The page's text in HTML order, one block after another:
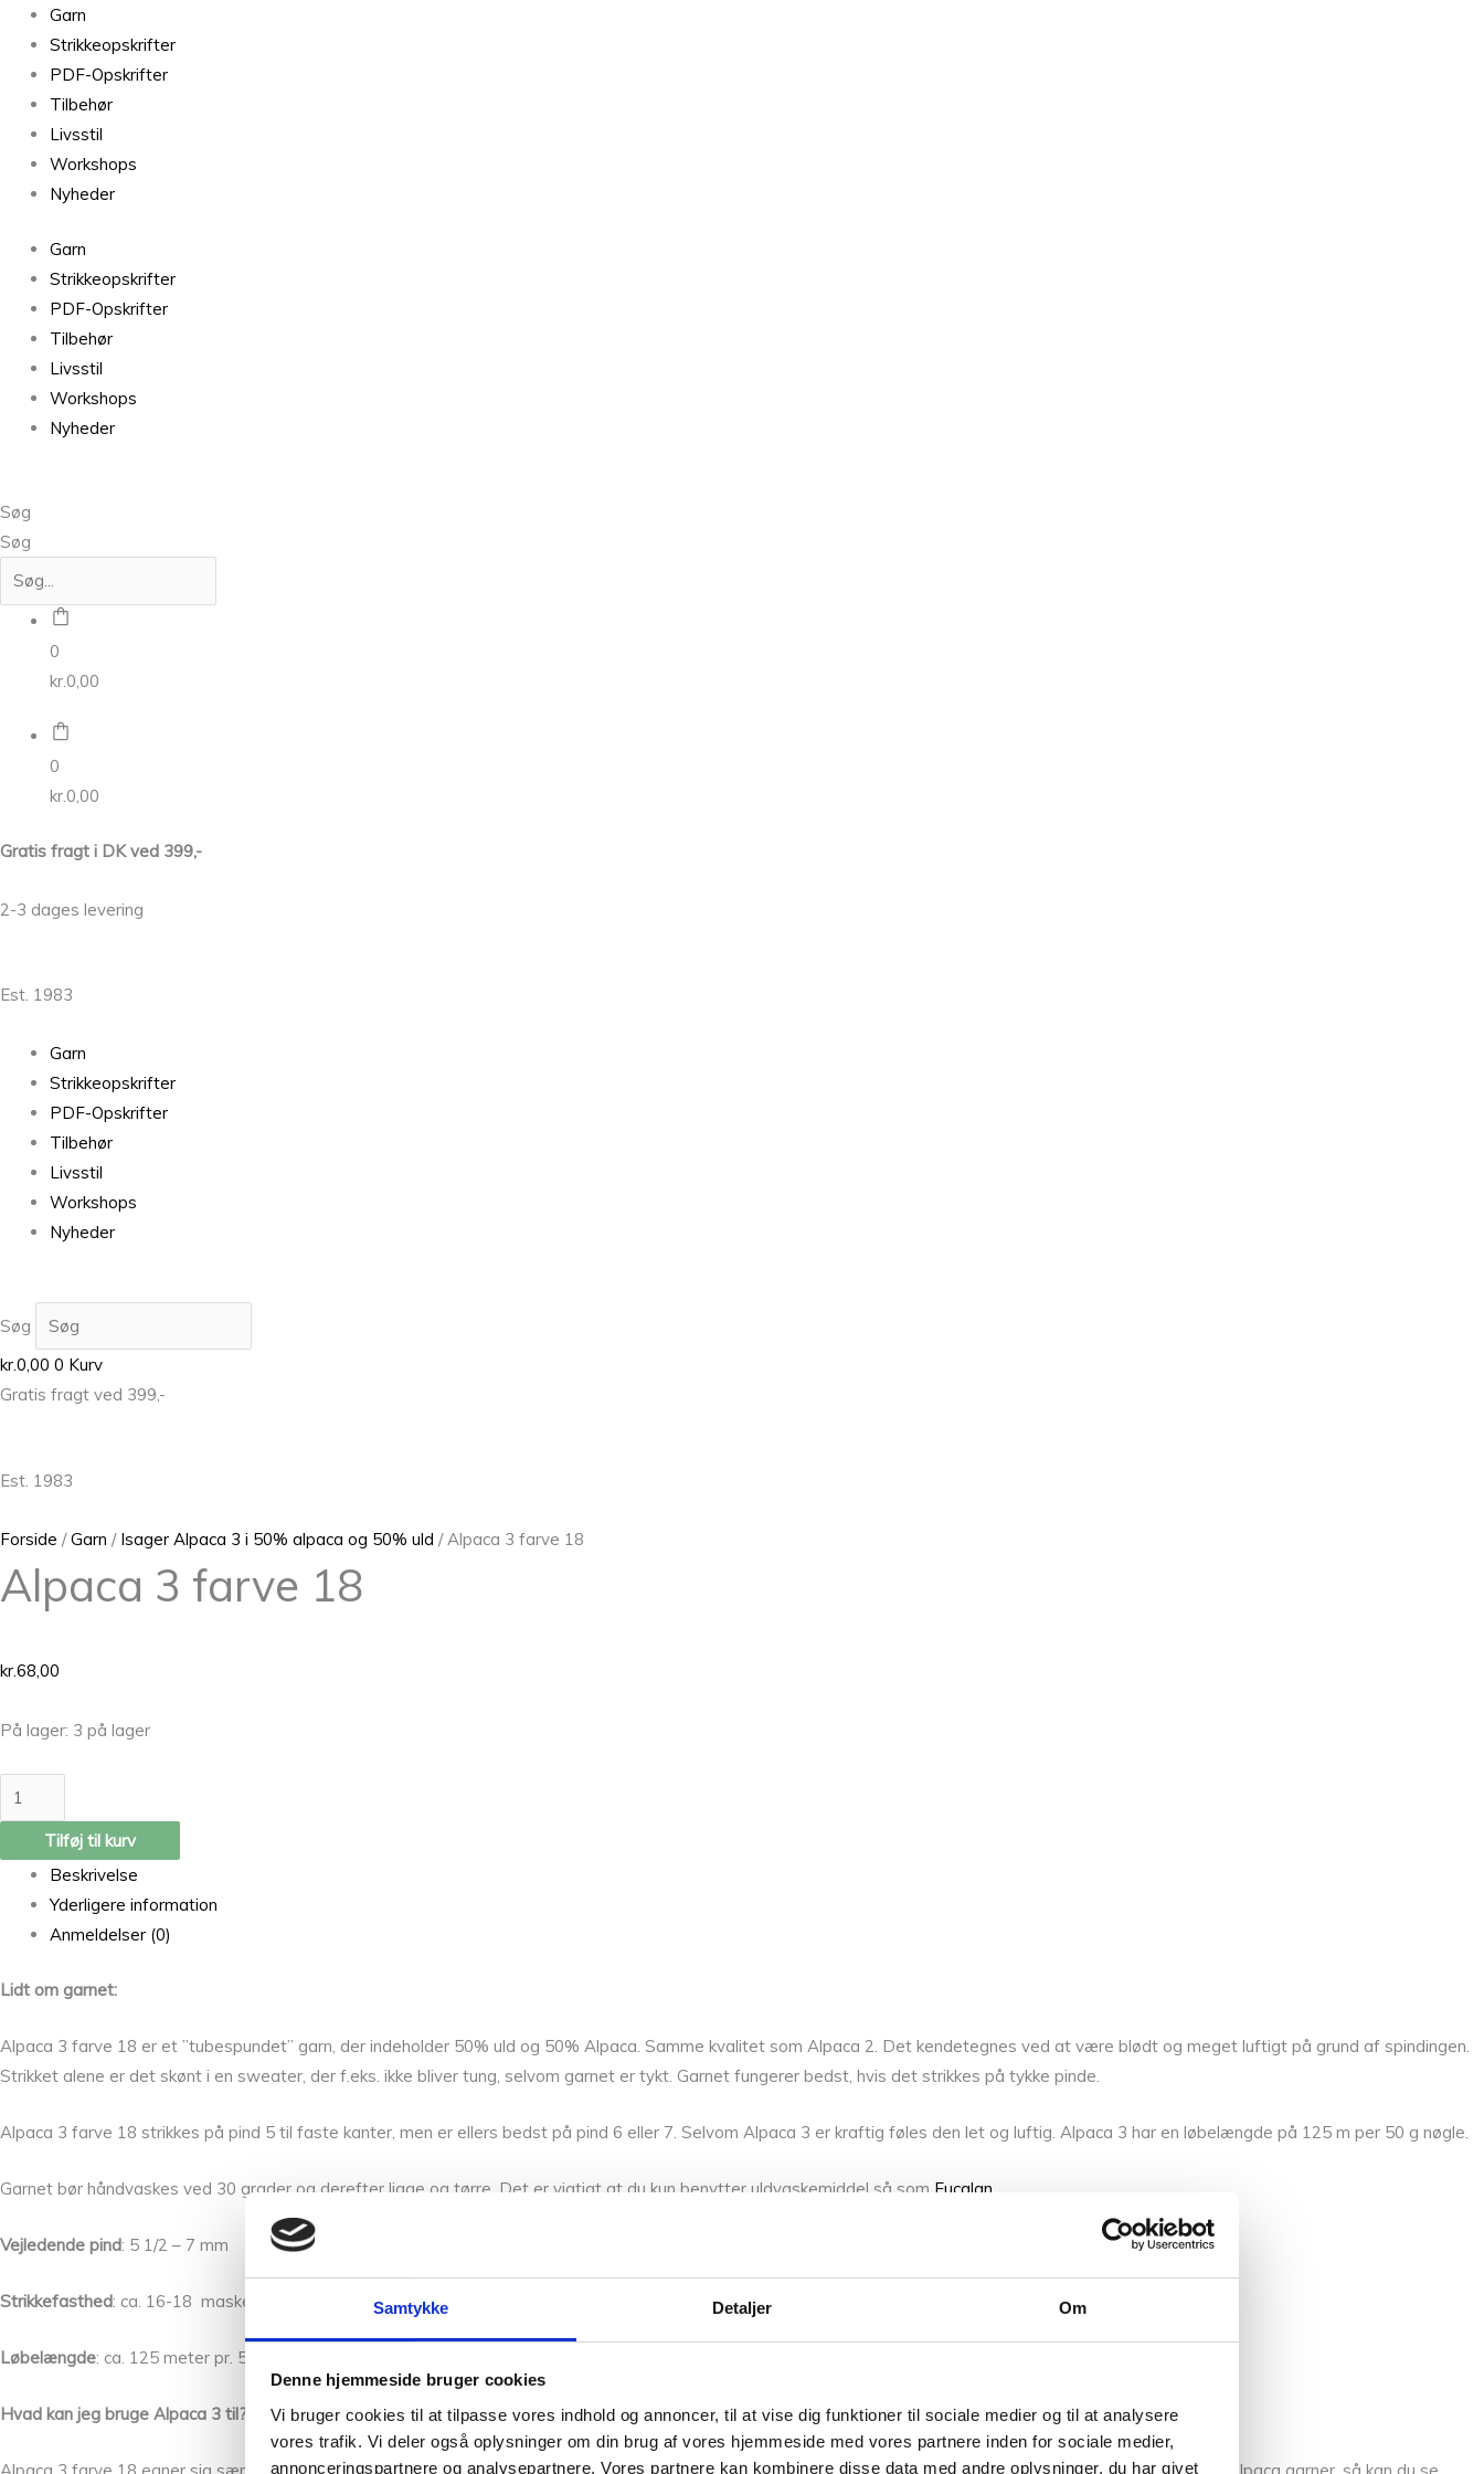
Samtykke Detaljer Om
Denne hjemmeside bruger cookies
Vi bruger cookies til at tilpasse vores indhold og annoncer, til at vise dig funktioner til sociale medier og til at analysere
vores trafik. Vi deler også oplysninger om din brug af vores hjemmeside med vores partnere inden for sociale medier,
annonceringspartnere og analysepartnere. Vores partnere kan kombinere disse data med andre oplysninger, du har givet
Garn
Strikkeopskrifter
PDF-Opskrifter
Tilbehør
Livsstil
Workshops
Nyheder
Garn
Strikkeopskrifter
PDF-Opskrifter
Tilbehør
Livsstil
Workshops
Nyheder
Søg
Søg
0
kr.0,00
0
kr.0,00
Gratis fragt i DK ved 399,-
2-3 dages levering
Est. 1983
Garn
Strikkeopskrifter
PDF-Opskrifter
Tilbehør
Livsstil
Workshops
Nyheder
Søg
kr.0,00 0 Kurv
Gratis fragt ved 399,-
Est. 1983
Forside /Garn / Isager Alpaca 3 i 50% alpaca og 50% uld / Alpaca 3 farve 18
Alpaca 3 farve 18
kr.68,00
På lager: 3 på lager
Alpaca
farve
antal
Tilføj til kurv
Beskrivelse
Yderligere information
Anmeldelser (0)
Lidt om garnet:
Alpaca 3 farve 18 er et ”tubespundet” garn, der indeholder 50% uld og 50% Alpaca. Samme kvalitet som Alpaca 2. Det kendetegnes ved at være blødt og meget luftigt på grund af spindingen.
Strikket alene er det skønt i en sweater, der f.eks. ikke bliver tung, selvom garnet er tykt. Garnet fungerer bedst, hvis det strikkes på tykke pinde.
Alpaca 3 farve 18 strikkes på pind 5 til faste kanter, men er ellers bedst på pind 6 eller 7. Selvom Alpaca 3 er kraftig føles den let og luftig. Alpaca 3 har en løbelængde på 125 m per 50 g nøgle.
Garnet bør håndvaskes ved 30 grader og derefter ligge og tørre. Det er vigtigt at du kun benytter uldvaskemiddel så som Eucalan
Vejledende pind: 5 1/2 – 7 mm
Strikkefasthed: ca. 16-18 masker pr. 10 cm
Løbelængde: ca. 125 meter pr. 50 g
Hvad kan jeg bruge Alpaca 3 til?